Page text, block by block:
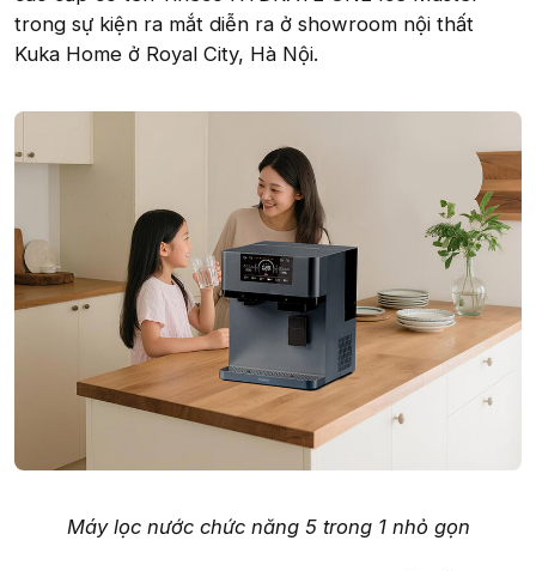
trong sự kiện ra mắt diễn ra ở showroom nội thất
Kuka Home ở Royal City, Hà Nội.
Máy lọc nước chức năng 5 trong 1 nhỏ gọn